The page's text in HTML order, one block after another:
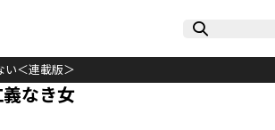
い＜連載版＞
なき女